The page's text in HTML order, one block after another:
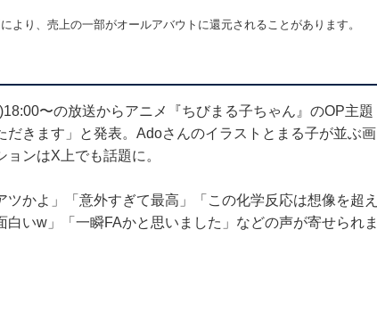
り、売上の一部がオールアバウトに還元されることがあります。
〜の放送からアニメ『ちびまる子ちゃん』のOP主題
きます」と発表。Adoさんのイラストとまる子が並ぶ画
ンはX上でも話題に。
かよ」「意外すぎて最高」「この化学反応は想像を超え
いw」「一瞬FAかと思いました」などの声が寄せられま